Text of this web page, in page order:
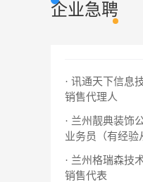
企业急聘
· 讯通天下信息
销售代理人
· 兰州靓典装饰
业务员（有经验
· 兰州格瑞森技
销售代表